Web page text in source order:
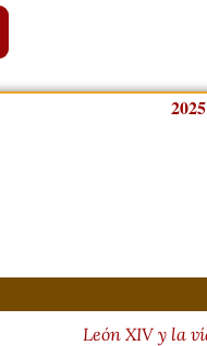
León XIV y la